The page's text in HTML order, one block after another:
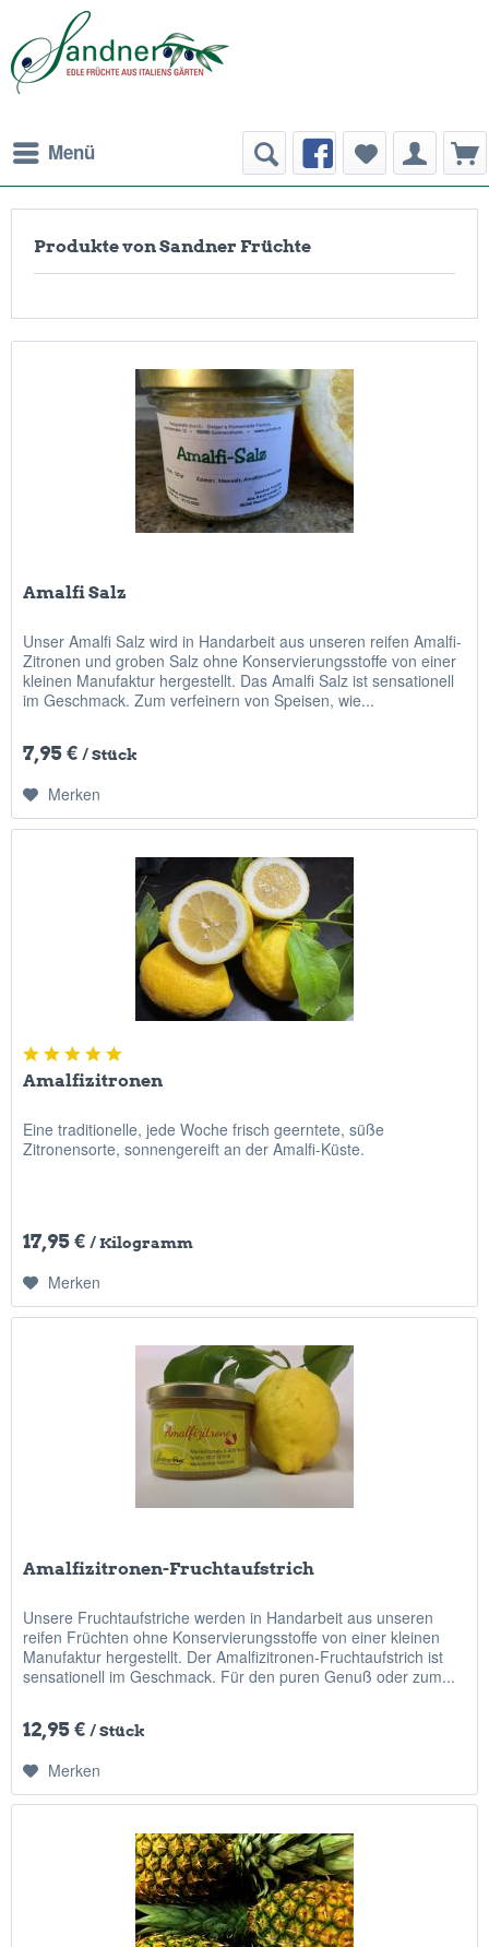
Menü
Produkte von Sandner Früchte
Amalfi Salz
Unser Amalfi Salz wird in Handarbeit aus unseren reifen Amalfi-
Zitronen und groben Salz ohne Konservierungsstoffe von einer
kleinen Manufaktur hergestellt. Das Amalfi Salz ist sensationell
im Geschmack. Zum verfeinern von Speisen, wie...
7,95 €/ Stück
Merken
Amalfizitronen
Eine traditionelle, jede Woche frisch geerntete, süße
Zitronensorte, sonnengereift an der Amalfi-Küste.
17,95 €/ Kilogramm
Merken
Amalfizitronen-Fruchtaufstrich
Unsere Fruchtaufstriche werden in Handarbeit aus unseren
reifen Früchten ohne Konservierungsstoffe von einer kleinen
Manufaktur hergestellt. Der Amalfizitronen-Fruchtaufstrich ist
sensationell im Geschmack. Für den puren Genuß oder zum...
12,95 €/ Stück
Merken